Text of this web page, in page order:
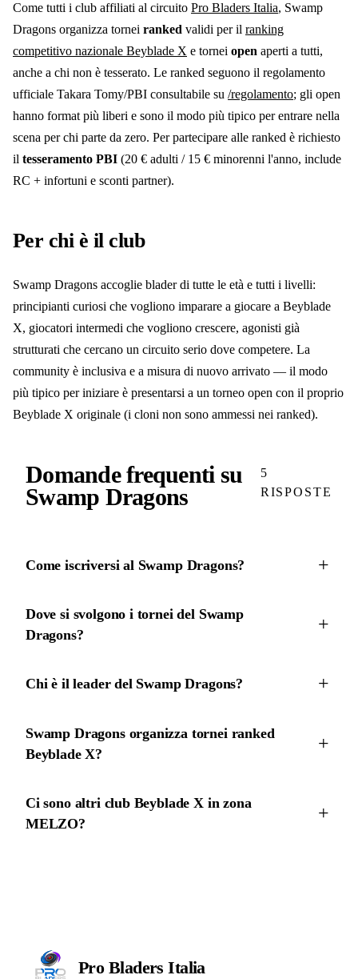
Come tutti i club affiliati al circuito Pro Bladers Italia, Swamp
Dragons organizza tornei ranked validi per il ranking
competitivo nazionale Beyblade X e tornei open aperti a tutti,
anche a chi non è tesserato. Le ranked seguono il regolamento
ufficiale Takara Tomy/PBI consultabile su /regolamento; gli open
hanno format più liberi e sono il modo più tipico per entrare nella
scena per chi parte da zero. Per partecipare alle ranked è richiesto
il tesseramento PBI (20 € adulti / 15 € minorenni l'anno, include
RC + infortuni e sconti partner).
Per chi è il club
Swamp Dragons accoglie blader di tutte le età e tutti i livelli:
principianti curiosi che vogliono imparare a giocare a Beyblade
X, giocatori intermedi che vogliono crescere, agonisti già
strutturati che cercano un circuito serio dove competere. La
community è inclusiva e a misura di nuovo arrivato — il modo
più tipico per iniziare è presentarsi a un torneo open con il proprio
Beyblade X originale (i cloni non sono ammessi nei ranked).
Domande frequenti su
Swamp Dragons
5
RISPOSTE
Come iscriversi al Swamp Dragons?
Dove si svolgono i tornei del Swamp
Dragons?
Chi è il leader del Swamp Dragons?
Swamp Dragons organizza tornei ranked
Beyblade X?
Ci sono altri club Beyblade X in zona
MELZO?
Pro BladersItalia